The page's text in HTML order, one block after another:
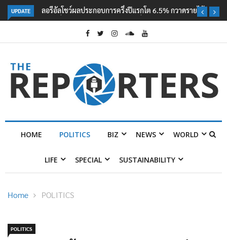
UPDATE
ลอรีอัลโชว์ผลประกอบการครึ่งปีแรกโต 6.5% กวาดรายได้ 2.3 หมื่นล้านยูโร
คว้าไลเซนส์ ‘กุชชี่’ 50 ปี พร้อมส่ง 4 แบรนด์ใหม่บุกตลาดไทย
POLITICS BIZ NEWS WORLD